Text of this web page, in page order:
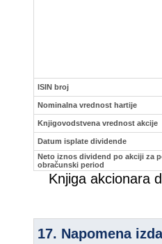
ISIN broj
Nominalna vrednost hartije
Knjigovodstvena vrednost akcije
Datum isplate dividende
Neto iznos dividend po akciji za
obračunski period
Knjiga akcionara
17. Napomena